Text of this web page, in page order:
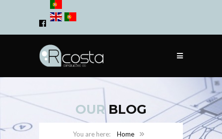
OURBLOG
Home